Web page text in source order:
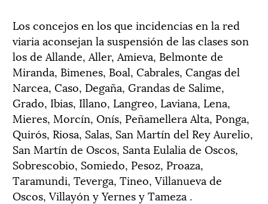
Los concejos en los que incidencias en la red
viaria aconsejan la suspensión de las clases son
los de Allande, Aller, Amieva, Belmonte de
Miranda, Bimenes, Boal, Cabrales, Cangas del
Narcea, Caso, Degaña, Grandas de Salime,
Grado, Ibias, Illano, Langreo, Laviana, Lena,
Mieres, Morcín, Onís, Peñamellera Alta, Ponga,
Quirós, Riosa, Salas, San Martín del Rey Aurelio,
San Martín de Oscos, Santa Eulalia de Oscos,
Sobrescobio, Somiedo, Pesoz, Proaza,
Taramundi, Teverga, Tineo, Villanueva de
Oscos, Villayón y Yernes y Tameza .